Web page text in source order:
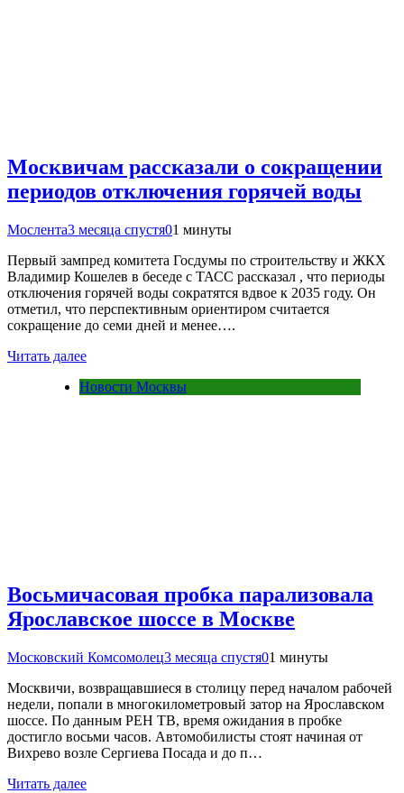
Москвичам рассказали о сокращении
периодов отключения горячей воды
Мослента3 месяца спустя01 минуты
Первый зампред комитета Госдумы по строительству и ЖКХ
Владимир Кошелев в беседе с ТАСС рассказал , что периоды
отключения горячей воды сократятся вдвое к 2035 году. Он
отметил, что перспективным ориентиром считается
сокращение до семи дней и менее….
Читать далее
Новости Москвы
Восьмичасовая пробка парализовала
Ярославское шоссе в Москве
Московский Комсомолец3 месяца спустя01 минуты
Москвичи, возвращавшиеся в столицу перед началом рабочей
недели, попали в многокилометровый затор на Ярославском
шоссе. По данным РЕН ТВ, время ожидания в пробке
достигло восьми часов. Автомобилисты стоят начиная от
Вихрево возле Сергиева Посада и до п…
Читать далее